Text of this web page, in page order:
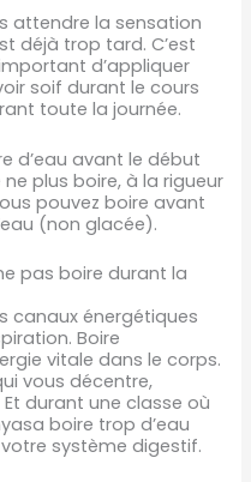
attendre la sensation
déjà trop tard. C’est
d’appliquer
soif durant le cours
toute la journée.
d’eau avant le début
plus boire, à la rigueur
pouvez boire avant
(non glacée).
pas boire durant la
canaux énergétiques
Boire
vitale dans le corps.
vous décentre,
durant une classe où
boire trop d’eau
système digestif.